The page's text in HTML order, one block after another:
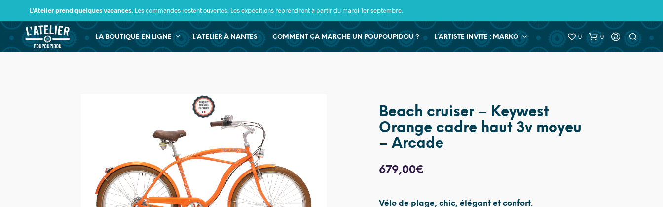
L’Atelier prend quelques vacances. Les commandes restent ouvertes. Les expéditions reprendront à partir du mardi 1er septembre.
LA BOUTIQUE EN LIGNE L’ATELIER À NANTES COMMENT ÇA MARCHE UN POUPOUPIDOU ? L’ARTISTE INVITE : MARKO 0 0
Beach cruiser – Keywest
Orange cadre haut 3v moyeu
– Arcade
679,00€
Vélo de plage, chic, élégant et confort.